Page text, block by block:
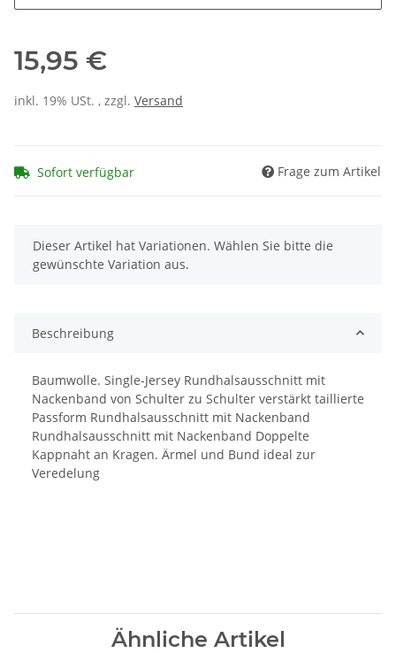
15,95 €
inkl. 19% USt. , zzgl. Versand
Sofort verfügbar Frage zum Artikel
x
Dieser Artikel hat Variationen. Wählen Sie bitte die
gewünschte Variation aus.
Beschreibung
Baumwolle. Single-Jersey Rundhalsausschnitt mit
Nackenband von Schulter zu Schulter verstärkt taillierte
Passform Rundhalsausschnitt mit Nackenband
Rundhalsausschnitt mit Nackenband Doppelte
Kappnaht an Kragen. Ärmel und Bund ideal zur
Veredelung
Ähnliche Artikel